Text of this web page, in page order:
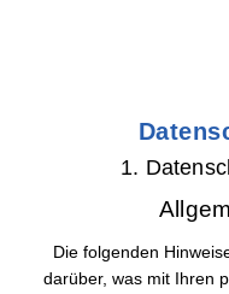
1.
Die folgenden
darüber, was mit Ihren